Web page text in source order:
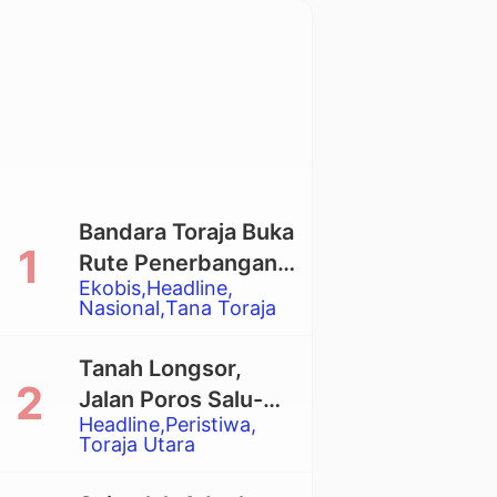
Ekobis Headline
Nasional Tana Toraja
Bandara Toraja Buka
Rute Penerbangan
Langsung Toraja-
Balikpapan
Headline Peristiwa
Toraja Utara
Tanah Longsor,
Jalan Poros Salu-
Dende’ Tertutup
Total